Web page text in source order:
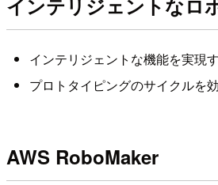
インテリジェントなロ
インテリジェントな機能を実現
プロトタイピングのサイクルを
AWS RoboMaker